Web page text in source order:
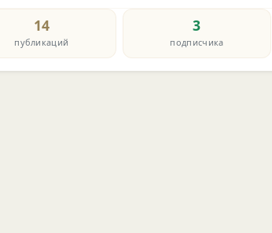
14
публикаций
3
подписчика